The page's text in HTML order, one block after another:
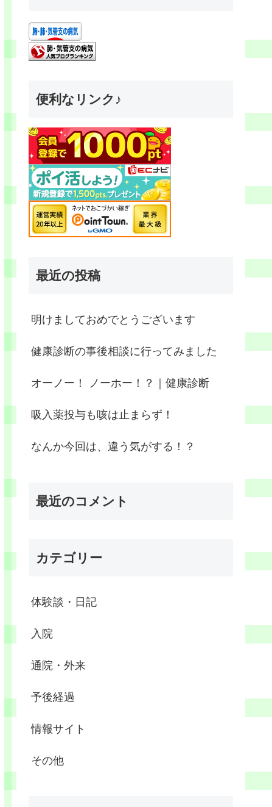
便利なリンク♪
最近の投稿
明けましておめでとうございます
健康診断の事後相談に行ってみました
オーノー！ ノーホー！？｜健康診断
吸入薬投与も咳は止まらず！
なんか今回は、違う気がする！？
最近のコメント
カテゴリー
体験談・日記
入院
通院・外来
予後経過
情報サイト
その他